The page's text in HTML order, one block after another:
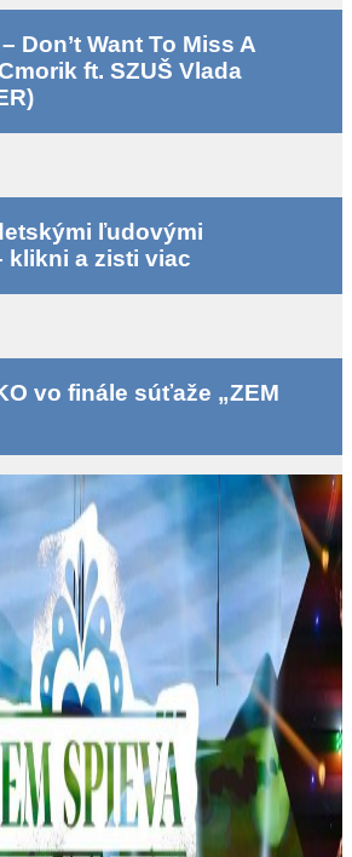
Don’t Want To Miss A
ft. SZUŠ Vlada
ľudovými
klikni a zisti viac
vo finále súťaže „ZEM